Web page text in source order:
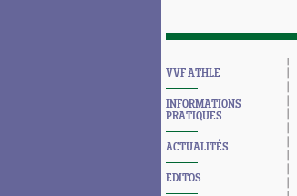
VVF ATHLE
INFORMATIONS
PRATIQUES
ACTUALITÉS
EDITOS